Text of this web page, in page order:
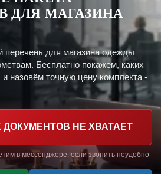
ДЛЯ МАГАЗИНА
перечень для магазина одежды
Бесплатно покажем, каких
и назовём точную цену комплекта -
ДОКУМЕНТОВ НЕ ХВАТАЕТ
в мессенджере, если звонить неудобно